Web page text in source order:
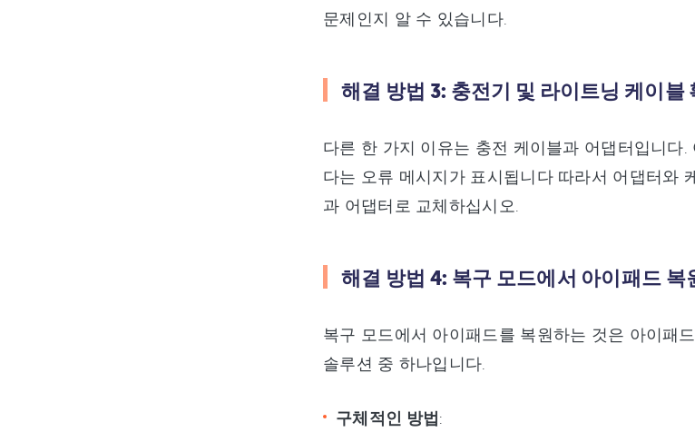
문제인지 알 수 있습니다.
해결 방법 3: 충전기 및 라이트닝 케이블
다른 한 가지 이유는 충전 케이블과 어댑터입니
다는 오류 메시지가 표시됩니다 따라서 어댑터와
과 어댑터로 교체하십시오.
해결 방법 4: 복구 모드에서 아이패드 복
복구 모드에서 아이패드를 복원하는 것은 아이패
솔루션 중 하나입니다.
구체적인 방법: